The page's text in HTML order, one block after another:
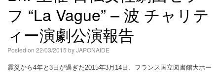
フ “La Vague” – 波 チャリテ
ィー演劇公演報告
Posted on 22/03/2015 byJAPONAIDE
震災から4年と3日が過ぎた2015年3月14日、フランス国立図書館大ホー